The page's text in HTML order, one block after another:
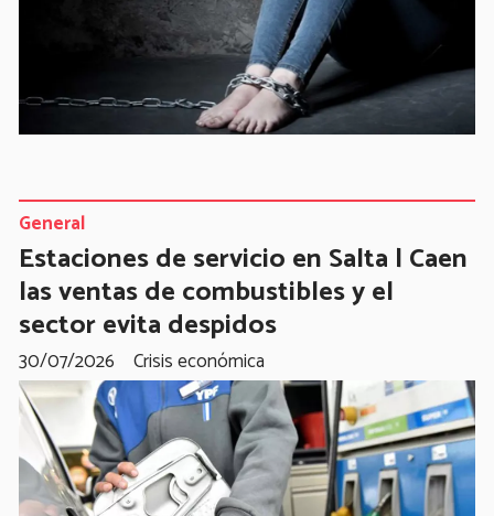
Estaciones de servicio en Salta | Caen
las ventas de combustibles y el
sector evita despidos
Crisis económica
General
30/07/2026